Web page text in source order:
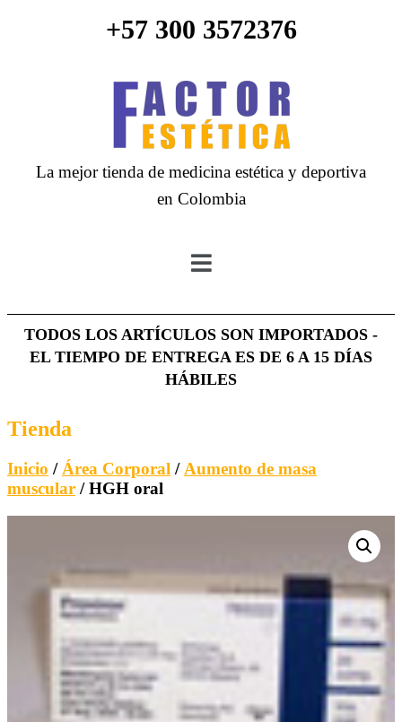
+57 300 3572376
La mejor tienda de medicina estética y deportiva
en Colombia
TODOS LOS ARTÍCULOS SON IMPORTADOS -
EL TIEMPO DE ENTREGA ES DE 6 A 15 DÍAS
HÁBILES
Tienda
Inicio /Área Corporal /Aumento de masa
muscular / HGH oral